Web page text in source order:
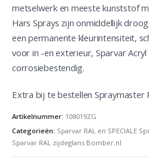
metselwerk en meeste kunststof
Hars Sprays zijn onmiddellijk
een permanente kleurintensiteit,
voor in -en exterieur, Sparvar
corrosiebestendig.
Extra bij te bestellen Spraymaster
Artikelnummer: 108019ZG
Categorieën: Sparvar RAL en SPECIALE
Sparvar RAL zijdeglans Bomber.nl